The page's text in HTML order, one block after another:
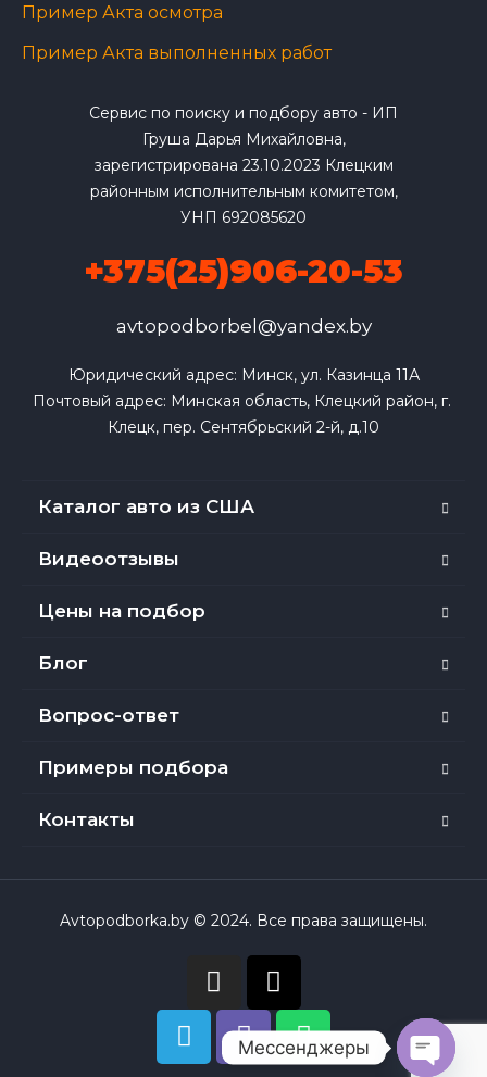
Пример Акта осмотра
Пример Акта выполненных работ
Сервис по поиску и подбору авто - ИП
Груша Дарья Михайловна,
зарегистрирована 23.10.2023 Клецким
районным исполнительным комитетом,
УНП 692085620
+375(25)906-20-53
avtopodborbel@yandex.by
Юридический адрес: Минск, ул. Казинца 11А
Почтовый адрес: Минская область, Клецкий район, г.
Клецк, пер. Сентябрьский 2-й, д.10
Каталог авто из США
Видеоотзывы
Цены на подбор
Блог
Вопрос-ответ
Примеры подбора
Контакты
Avtopodborka.by © 2024. Все права защищены.
Мессенджеры